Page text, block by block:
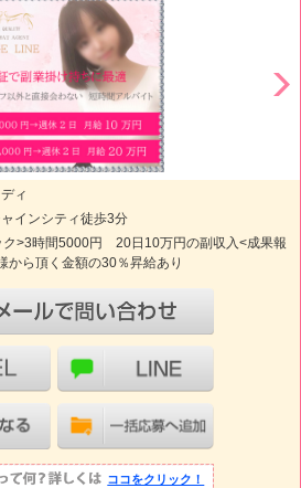
ィ
インシティ徒歩3分
ク>3時間5000円 20日10万円の副収入<成果報
から頂く金額の30％昇給あり
ココをクリック！